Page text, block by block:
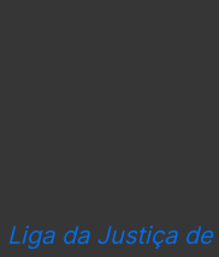
Liga da Justiça